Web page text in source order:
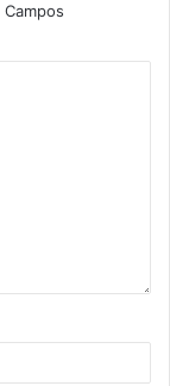
Campos